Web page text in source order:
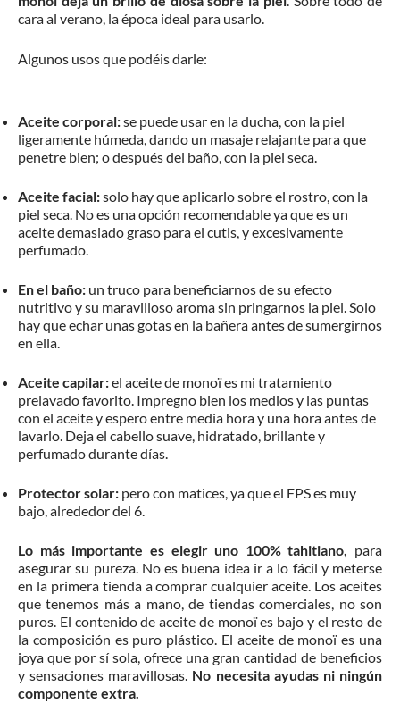
cara al verano, la época ideal para usarlo.
Algunos usos que podéis darle:
Aceite corporal:se puede usar en la ducha, con la piel
ligeramente húmeda, dando un masaje relajante para que
penetre bien; o después del baño, con la piel seca.
Aceite facial:solo hay que aplicarlo sobre el rostro, con la
piel seca. No es una opción recomendable ya que es un
aceite demasiado graso para el cutis, y excesivamente
perfumado.
En el baño: un truco para beneficiarnos de su efecto
nutritivo y su maravilloso aroma sin pringarnos la piel. Solo
hay que echar unas gotas en la bañera antes de sumergirnos
en ella.
Aceite capilar:el aceite de monoï es mi tratamiento
prelavado favorito. Impregno bien los medios y las puntas
con el aceite y espero entre media hora y una hora antes de
lavarlo. Deja el cabello suave, hidratado, brillante y
perfumado durante días.
Protector solar: pero con matices, ya que el FPS es muy
bajo, alrededor del 6.
Lo más importante es elegir uno 100% tahitiano, para
asegurar su pureza. No es buena idea ir a lo fácil y meterse
en la primera tienda a comprar cualquier aceite. Los aceites
que tenemos más a mano, de tiendas comerciales, no son
puros. El contenido de aceite de monoï es bajo y el resto de
la composición es puro plástico. El aceite de monoï es una
joya que por sí sola, ofrece una gran cantidad de beneficios
y sensaciones maravillosas. No necesita ayudas ni ningún
componente extra.